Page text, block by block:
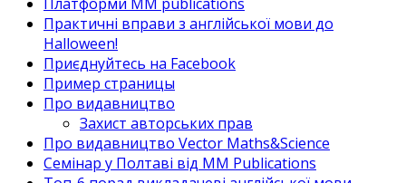
Практичні вправи з англійської мови до
Halloween!
Приєднуйтесь на Facebook
Пример страницы
Про видавництво
Захист авторських прав
Про видавництво Vector Maths&Science
Семінар у Полтаві від MM Publications